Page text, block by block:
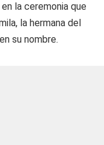
la ceremonia que
la hermana del
su nombre.